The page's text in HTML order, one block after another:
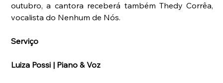
outubro, a cantora receberá também Thedy Corrêa,
vocalista do Nenhum de Nós.
Serviço
Luiza Possi | Piano & Voz